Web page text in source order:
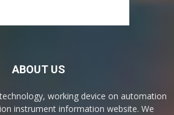
ABOUT US
working device on automation
instrument information website. We